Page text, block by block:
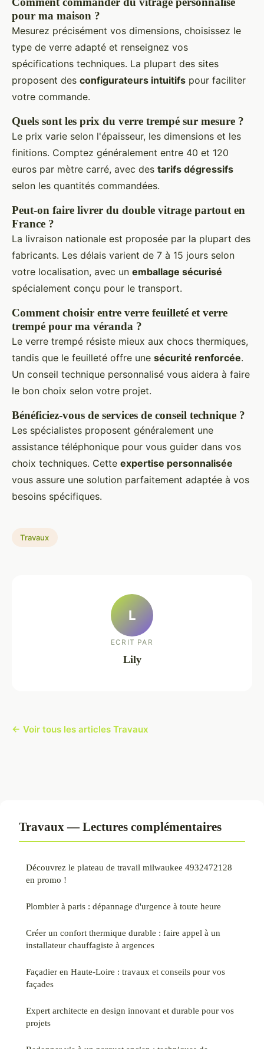
pour ma maison ?
Mesurez précisément vos dimensions, choisissez le
type de verre adapté et renseignez vos
spécifications techniques. La plupart des sites
proposent des configurateurs intuitifs pour faciliter
votre commande.
Quels sont les prix du verre trempé sur mesure ?
Le prix varie selon l'épaisseur, les dimensions et les
finitions. Comptez généralement entre 40 et 120
euros par mètre carré, avec des tarifs dégressifs
selon les quantités commandées.
Peut-on faire livrer du double vitrage partout en
France ?
La livraison nationale est proposée par la plupart des
fabricants. Les délais varient de 7 à 15 jours selon
votre localisation, avec un emballage sécurisé
spécialement conçu pour le transport.
Comment choisir entre verre feuilleté et verre
trempé pour ma véranda ?
Le verre trempé résiste mieux aux chocs thermiques,
tandis que le feuilleté offre une sécurité renforcée.
Un conseil technique personnalisé vous aidera à faire
le bon choix selon votre projet.
Bénéficiez-vous de services de conseil technique ?
Les spécialistes proposent généralement une
assistance téléphonique pour vous guider dans vos
choix techniques. Cette expertise personnalisée
vous assure une solution parfaitement adaptée à vos
besoins spécifiques.
Travaux
L
ECRIT PAR
Lily
← Voir tous les articles Travaux
Travaux — Lectures complémentaires
Découvrez le plateau de travail milwaukee 4932472128
en promo !
Plombier à paris : dépannage d'urgence à toute heure
Créer un confort thermique durable : faire appel à un
installateur chauffagiste à argences
Façadier en Haute-Loire : travaux et conseils pour vos
façades
Expert architecte en design innovant et durable pour vos
projets